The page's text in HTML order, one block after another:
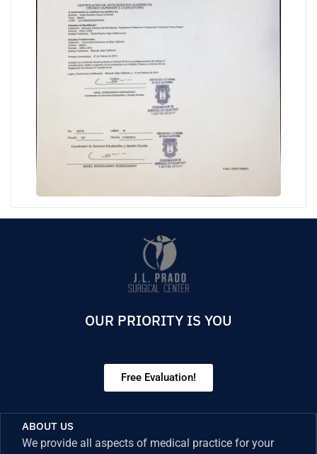
OUR PRIORITY IS YOU
Free Evaluation!
ABOUT US
We provide all aspects of medical practice for your